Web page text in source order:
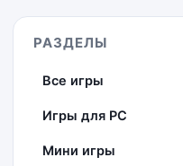
РАЗДЕЛЫ
Все игры
Игры для PC
Мини игры